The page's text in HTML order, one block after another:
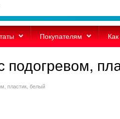
Покупателям
пластик, белый